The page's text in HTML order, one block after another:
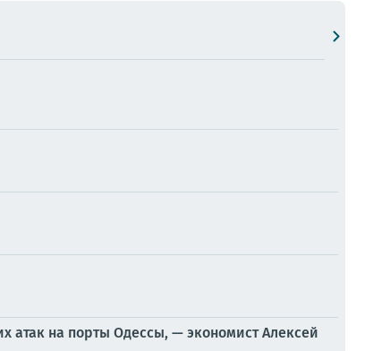
атак на порты Одессы, — экономист Алексей